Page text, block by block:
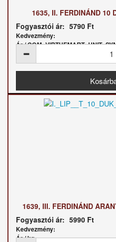
1635, II. FERDINÁND 10
Fogyasztói ár: 5790 Ft
Kedvezmény:
Ár /
1639, III. FERDINÁND
Fogyasztói ár: 5990 Ft
Kedvezmény:
Ár / kg: